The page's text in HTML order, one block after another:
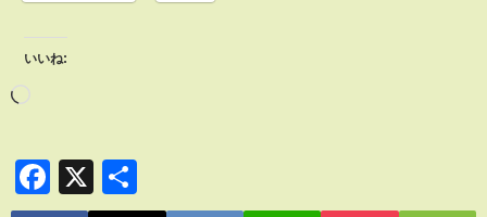
いいね:
Facebook
X